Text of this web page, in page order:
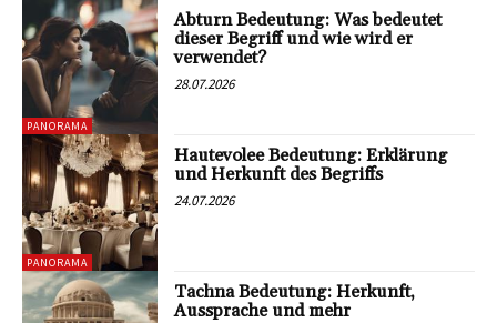
PANORAMA
Abturn Bedeutung: Was bedeutet
dieser Begriff und wie wird er
verwendet?
28.07.2026
PANORAMA
Hautevolee Bedeutung: Erklärung
und Herkunft des Begriffs
24.07.2026
Tachna Bedeutung: Herkunft,
Aussprache und mehr